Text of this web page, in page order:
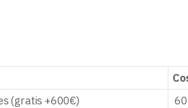
(gratis +600€)